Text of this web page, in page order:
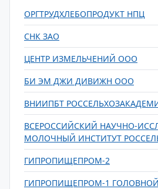
ОРГТРУДХЛЕБОПРОДУКТ НПЦ
СНК ЗАО
ЦЕНТР ИЗМЕЛЬЧЕНИЙ ООО
БИ ЭМ ДЖИ ДИВИЖН ООО
ВНИИПБТ
ВСЕРОССИЙСКИЙ НАУЧНО-
МОЛОЧНЫЙ ИНСТИТУТ
ГИПРОПИЩЕПРОМ-2
ГИПРОПИЩЕПРОМ-1